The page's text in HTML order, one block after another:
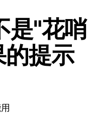
是"花哨
提示